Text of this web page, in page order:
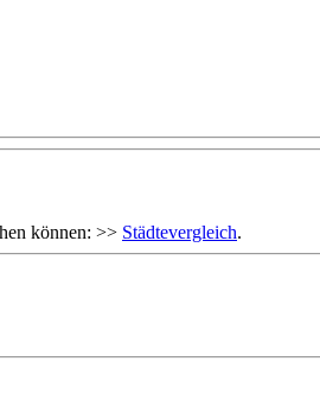
können: >> Städtevergleich.